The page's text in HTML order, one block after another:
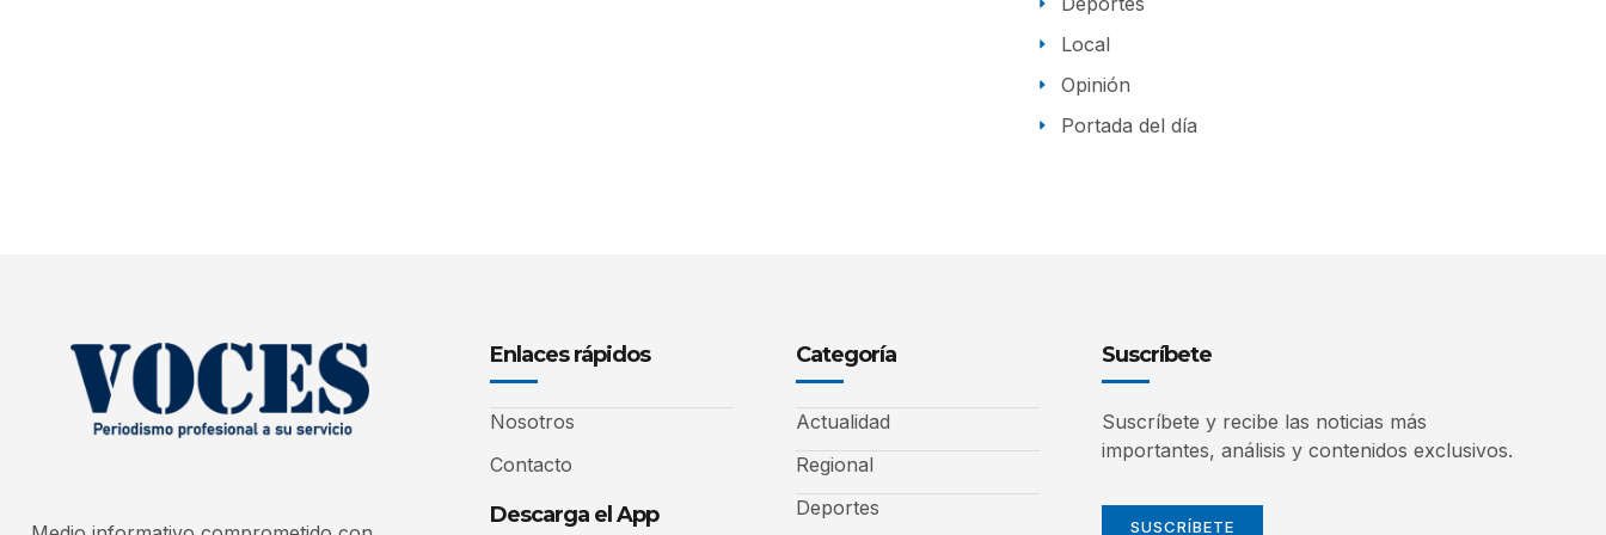
Local
Opinión
Portada del día
Enlaces rápidos
Nosotros
Contacto
Descarga el App
Categoría
Actualidad
Regional
Deportes
Suscríbete
Suscríbete y recibe las noticias más
importantes, análisis y contenidos exclusivos.
SUSCRÍBETE